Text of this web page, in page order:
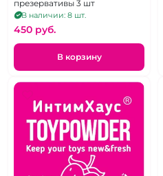
презервативы 3 шт
В наличии: 8 шт.
450 pуб.
В корзину